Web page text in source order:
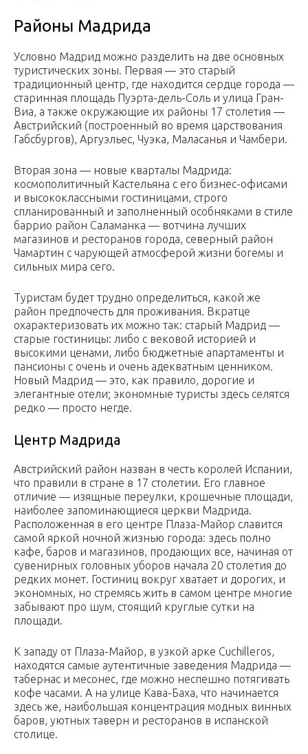
Районы Мадрида
Условно Мадрид можно разделить на две основных
туристических зоны. Первая — это старый
традиционный центр, где находится сердце города —
старинная площадь Пуэрта-дель-Соль и улица Гран-
Виа, а также окружающие их районы 17 столетия —
Австрийский (построенный во время царствования
Габсбургов), Аргуэльес, Чуэка, Маласанья и Чамбери.
Вторая зона — новые кварталы Мадрида:
космополитичный Кастельяна с его бизнес-офисами
и высококлассными гостиницами, строго
спланированный и заполненный особняками в стиле
баррио район Саламанка — вотчина лучших
магазинов и ресторанов города, северный район
Чамартин с чарующей атмосферой жизни богемы и
сильных мира сего.
Туристам будет трудно определиться, какой же
район предпочесть для проживания. Вкратце
охарактеризовать их можно так: старый Мадрид —
старые гостиницы: либо с вековой историей и
высокими ценами, либо бюджетные апартаменты и
пансионы с очень и очень адекватным ценником.
Новый Мадрид — это, как правило, дорогие и
элегантные отели; экономные туристы здесь селятся
редко — просто негде.
Центр Мадрида
Австрийский район назван в честь королей Испании,
что правили в стране в 17 столетии. Его главное
отличие — изящные переулки, крошечные площади,
наиболее запоминающиеся церкви Мадрида.
Расположенная в его центре Плаза-Майор славится
самой яркой ночной жизнью города: здесь полно
кафе, баров и магазинов, продающих все, начиная от
сувенирных головных уборов начала 20 столетия до
редких монет. Гостиниц вокруг хватает и дорогих, и
экономных, но стремясь жить в самом центре многие
забывают про шум, стоящий круглые сутки на
площади.
К западу от Плаза-Майор, в узкой арке Cuchilleros,
находятся самые аутентичные заведения Мадрида —
табернас и месонес, где можно неспешно потягивать
кофе часами. А на улице Кава-Баха, что начинается
здесь же, наибольшая концентрация модных винных
баров, уютных таверн и ресторанов в испанской
столице.